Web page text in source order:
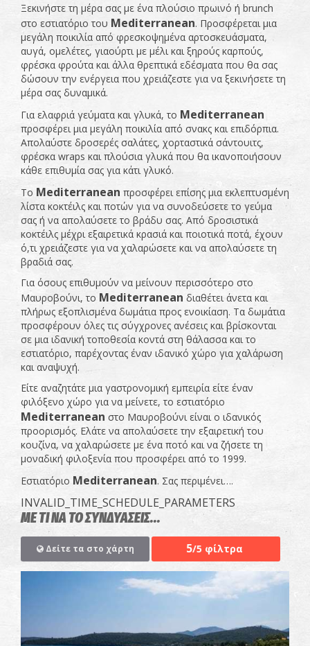
Ξεκινήστε τη μέρα σας με ένα πλούσιο πρωινό ή brunch
στο εστιατόριο του Mediterranean. Προσφέρεται μια
μεγάλη ποικιλία από φρεσκοψημένα αρτοσκευάσματα,
αυγά, ομελέτες, γιαούρτι με μέλι και ξηρούς καρπούς,
φρέσκα φρούτα και άλλα θρεπτικά εδέσματα που θα σας
δώσουν την ενέργεια που χρειάζεστε για να ξεκινήσετε τη
μέρα σας δυναμικά.
Για ελαφριά γεύματα και γλυκά, το Mediterranean
προσφέρει μια μεγάλη ποικιλία από σνακς και επιδόρπια.
Απολαύστε δροσερές σαλάτες, χορταστικά σάντουιτς,
φρέσκα wraps και πλούσια γλυκά που θα ικανοποιήσουν
κάθε επιθυμία σας για κάτι γλυκό.
Το Mediterranean προσφέρει επίσης μια εκλεπτυσμένη
λίστα κοκτέιλς και ποτών για να συνοδεύσετε το γεύμα
σας ή να απολαύσετε το βράδυ σας. Από δροσιστικά
κοκτέιλς μέχρι εξαιρετικά κρασιά και ποιοτικά ποτά, έχουν
ό,τι χρειάζεστε για να χαλαρώσετε και να απολαύσετε τη
βραδιά σας.
Για όσους επιθυμούν να μείνουν περισσότερο στο
Μαυροβούνι, το Mediterranean διαθέτει άνετα και
πλήρως εξοπλισμένα δωμάτια προς ενοικίαση. Τα δωμάτια
προσφέρουν όλες τις σύγχρονες ανέσεις και βρίσκονται
σε μια ιδανική τοποθεσία κοντά στη θάλασσα και το
εστιατόριο, παρέχοντας έναν ιδανικό χώρο για χαλάρωση
και αναψυχή.
Είτε αναζητάτε μια γαστρονομική εμπειρία είτε έναν
φιλόξενο χώρο για να μείνετε, το εστιατόριο
Mediterranean στο Μαυροβούνι είναι ο ιδανικός
προορισμός. Ελάτε να απολαύσετε την εξαιρετική του
κουζίνα, να χαλαρώσετε με ένα ποτό και να ζήσετε τη
μοναδική φιλοξενία που προσφέρει από το 1999.
Εστιατόριο Mediterranean. Σας περιμένει….
INVALID_TIME_SCHEDULE_PARAMETERS
ΜΕ ΤΙ ΝΑ ΤΟ ΣΥΝΔΥΑΣΕΙΣ...
Δείτε τα στο χάρτη 5/5 φίλτρα